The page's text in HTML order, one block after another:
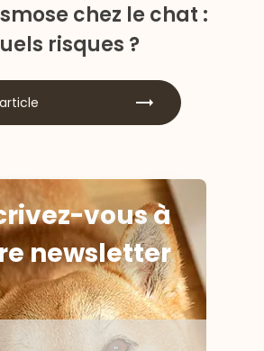
chez le chat :
risques ?
vous à
newsletter